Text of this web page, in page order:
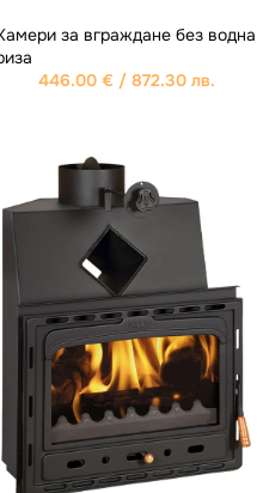
за вграждане без водна
446.00 € / 872.30 лв.